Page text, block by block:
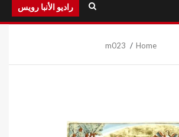
راديو الأنبا رويس
Home
m023